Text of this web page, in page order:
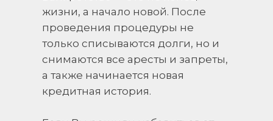
жизни, а начало новой. После
проведения процедуры не
только списываются долги, но и
снимаются все аресты и запреты,
а также начинается новая
кредитная история.